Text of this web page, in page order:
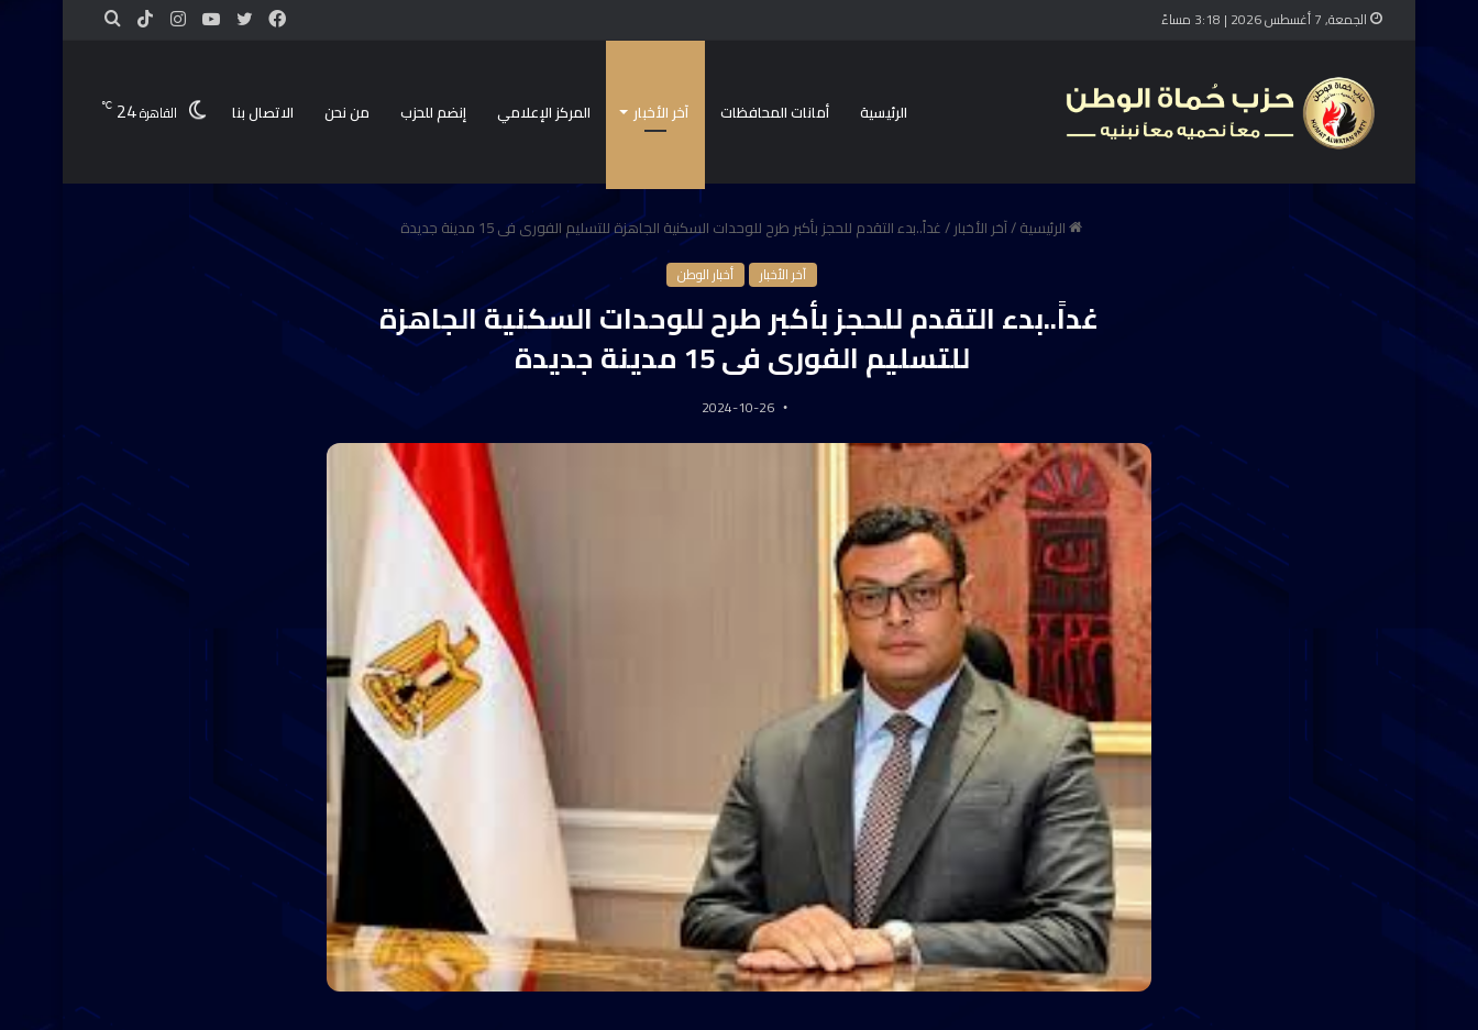
الجمعة, 7 أغسطس 2026 | 3:18 مساءً
الرئيسية أمانات المحافظات آخر الأخبار المركز الإعلامي إنضم للحزب من نحن الاتصال بنا القاهرة24
℃
الرئيسية/آخر الأخبار/غداً..بدء التقدم للحجز بأكبر طرح للوحدات السكنية الجاهزة للتسليم الفورى فى 15 مدينة جديدة
آخر الأخبار أخبار الوطن
غداً..بدء التقدم للحجز بأكبر طرح للوحدات السكنية الجاهزة
للتسليم الفورى فى 15 مدينة جديدة
2024-10-26